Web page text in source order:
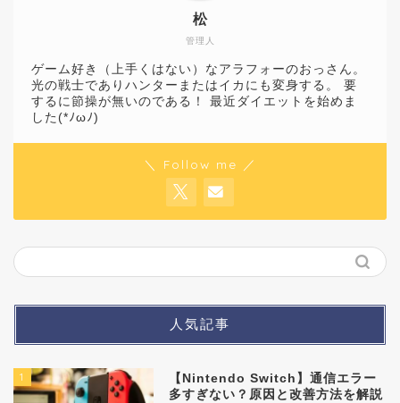
管理人
松
ゲーム好き（上手くはない）なアラフォーのおっさん。
光の戦士でありハンターまたはイカにも変身する。 要
するに節操が無いのである！ 最近ダイエットを始めま
した(*ﾉωﾉ)
＼ Follow me ／
人気記事
1
【Nintendo Switch】通信エラー
多すぎない？原因と改善方法を解説